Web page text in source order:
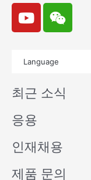
Y
o
u
e
W
e
i
n
Language
최근 소식
응용
인재채용
제품 문의